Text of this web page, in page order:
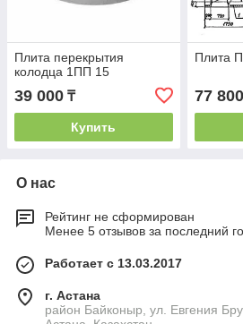
Плита перекрытия
колодца 1ПП 15
39 000 ₸
Купить
Плита
77 800
О нас
Рейтинг не сформирован
Менее 5 отзывов за последний
Работает с 13.03.2017
г. Астана
район Байконыр, ул. Евгения